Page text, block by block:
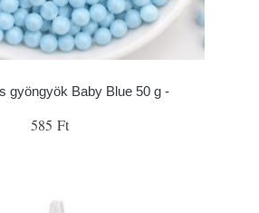
gyöngyök Baby Blue 50 g -
585 Ft